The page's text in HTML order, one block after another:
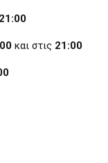
21:00
και στις 21:00